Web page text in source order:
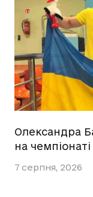
Олександра
на
7 серпня, 2026